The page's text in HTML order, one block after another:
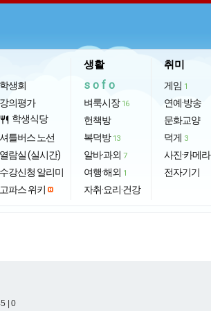
학생회
강의평가
restaurant 학생식당
셔틀버스 노선
열람실 (실시간)
수강신청 알리미
고파스 위키
생활
sofo
벼룩시장 16
헌책방
복덕방 13
알바·과외 7
여행·해외 1
자취·요리·건강
취미
게임 1
연예·방송
문화교양
덕게 3
사진·카메라
전자기기
| 0